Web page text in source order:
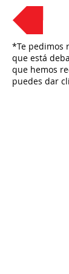
*Te pedimos
que está
que hemos
puedes dar